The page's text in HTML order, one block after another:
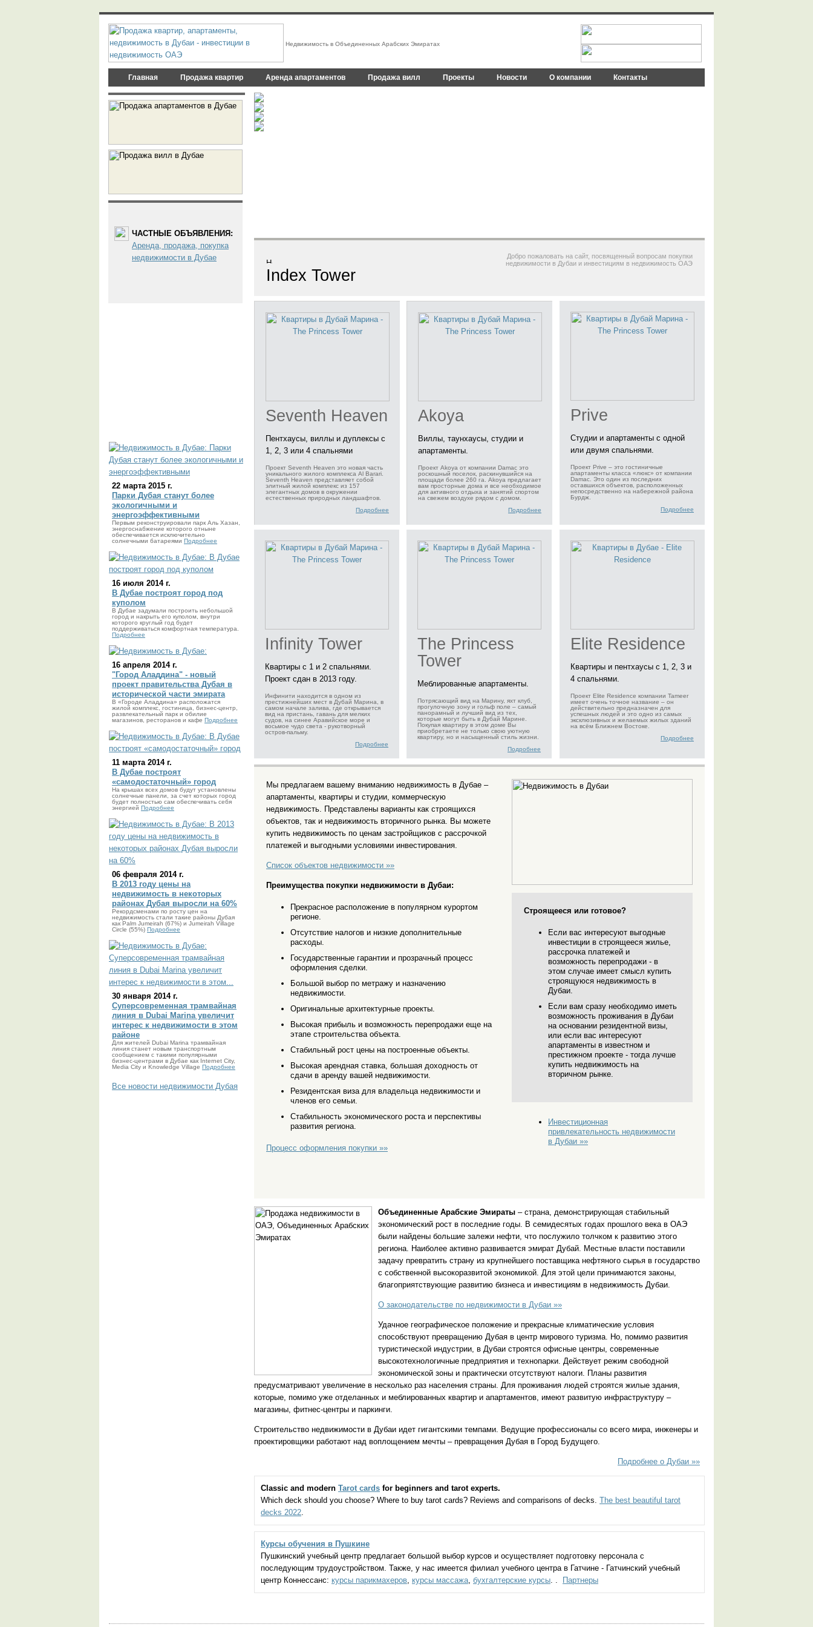
Недвижимость в Объединенных Арабских Эмиратах
Главная Продажа квартир Аренда апартаментов Продажа вилл Проекты Новости О компании Контакты
ЧАСТНЫЕ ОБЪЯВЛЕНИЯ:
Аренда, продажа, покупка
недвижимости в Дубае
Дубай - индустрия гостеприимства
Добро пожаловать на сайт, посвященный вопросам покупки
недвижимости в Дубаи и инвестициям в недвижимость ОАЭ
Index Tower
Seventh Heaven
Пентхаусы, виллы и дуплексы с
1, 2, 3 или 4 спальнями
Проект Seventh Heaven это новая часть
уникального жилого комплекса Al Barari.
Seventh Heaven представляет собой
элитный жилой комплекс из 157
элегантных домов в окружении
естественных природных ландшафтов.
Подробнее
Akoya
Виллы, таунхаусы, студии и
апартаменты.
Проект Akoya от компании Damac это
роскошный поселок, раскинувшийся на
площади более 260 га. Akoya предлагает
вам просторные дома и все необходимое
для активного отдыха и занятий спортом
на свежем воздухе рядом с домом.
Подробнее
Prive
Студии и апартаменты с одной
или двумя спальнями.
Проект Prive – это гостиничные
апартаменты класса «люкс» от компании
Damac. Это один из последних
оставшихся объектов, расположенных
непосредственно на набережной района
Бурдж.
Подробнее
Infinity Tower
Квартиры с 1 и 2 спальнями.
Проект сдан в 2013 году.
Инфинити находится в одном из
престижнейших мест в Дубай Марина, в
самом начале залива, где открывается
вид на пристань, гавань для мелких
судов, на синее Аравийское море и
восьмое чудо света - рукотворный
остров-пальму.
Подробнее
The Princess
Tower
Меблированные апартаменты.
Потрясающий вид на Марину, яхт клуб,
прогулочную зону и гольф поле – самый
панорамный и лучший вид из тех,
которые могут быть в Дубай Марине.
Покупая квартиру в этом доме Вы
приобретаете не только свою уютную
квартиру, но и насыщенный стиль жизни.
Подробнее
Elite Residence
Квартиры и пентхаусы с 1, 2, 3 и
4 спальнями.
Проект Elite Residence компании Tameer
имеет очень точное название – он
действительно предназначен для
успешных людей и это одно из самых
эксклюзивных и желаемых жилых зданий
на всём Ближнем Востоке.
Подробнее
Мы предлагаем вашему вниманию недвижимость в Дубае –
апартаменты, квартиры и студии, коммерческую
недвижимость. Представлены варианты как строящихся
объектов, так и недвижимость вторичного рынка. Вы можете
купить недвижимость по ценам застройщиков с рассрочкой
платежей и выгодными условиями инвестирования.
Список объектов недвижимости »»
Преимущества покупки недвижимости в Дубаи:
Прекрасное расположение в популярном курортом
регионе.
Отсутствие налогов и низкие дополнительные
расходы.
Государственные гарантии и прозрачный процесс
оформления сделки.
Большой выбор по метражу и назначению
недвижимости.
Оригинальные архитектурные проекты.
Высокая прибыль и возможность перепродажи еще на
этапе строительства объекта.
Стабильный рост цены на построенные объекты.
Высокая арендная ставка, большая доходность от
сдачи в аренду вашей недвижимости.
Резидентская виза для владельца недвижимости и
членов его семьи.
Стабильность экономического роста и перспективы
развития региона.
Процесс оформления покупки »»
Строящееся или готовое?
Если вас интересуют выгодные
инвестиции в строящееся жилье,
рассрочка платежей и
возможность перепродажи - в
этом случае имеет смысл купить
строящуюся недвижимость в
Дубаи.
Если вам сразу необходимо иметь
возможность проживания в Дубаи
на основании резидентной визы,
или если вас интересуют
апартаменты в известном и
престижном проекте - тогда лучше
купить недвижимость на
вторичном рынке.
Инвестиционная
привлекательность недвижимости
в Дубаи »»
Объединенные Арабские Эмираты – страна, демонстрирующая стабильный
экономический рост в последние годы. В семидесятых годах прошлого века в ОАЭ
были найдены большие залежи нефти, что послужило толчком к развитию этого
региона. Наиболее активно развивается эмират Дубай. Местные власти поставили
задачу превратить страну из крупнейшего поставщика нефтяного сырья в государство
с собственной высокоразвитой экономикой. Для этой цели принимаются законы,
благоприятствующие развитию бизнеса и инвестициям в недвижимость Дубаи.
О законодательстве по недвижимости в Дубаи »»
Удачное географическое положение и прекрасные климатические условия
способствуют превращению Дубая в центр мирового туризма. Но, помимо развития
туристической индустрии, в Дубаи строятся офисные центры, современные
высокотехнологичные предприятия и технопарки. Действует режим свободной
экономической зоны и практически отсутствуют налоги. Планы развития
предусматривают увеличение в несколько раз населения страны. Для проживания людей строятся жилые здания,
которые, помимо уже отделанных и меблированных квартир и апартаментов, имеют развитую инфраструктуру –
магазины, фитнес-центры и паркинги.
Строительство недвижимости в Дубаи идет гигантскими темпами. Ведущие профессионалы со всего мира, инженеры и
проектировщики работают над воплощением мечты – превращения Дубая в Город Будущего.
Подробнее о Дубаи »»
Classic and modern Tarot cards for beginners and tarot experts.
Which deck should you choose? Where to buy tarot cards? Reviews and comparisons of decks. The best beautiful tarot
decks 2022.
Курсы обучения в Пушкине
Пушкинский учебный центр предлагает большой выбор курсов и осуществляет подготовку персонала с
последующим трудоустройством. Также, у нас имеется филиал учебного центра в Гатчине - Гатчинский учебный
центр Коннессанс: курсы парикмахеров, курсы массажа, бухгалтерские курсы. . Партнеры
22 марта 2015 г.
Парки Дубая станут более
экологичными и
энергоэффективными
Первым реконструировали парк Аль Хазан,
энергоснабжение которого отныне
обеспечивается исключительно
солнечными батареями Подробнее
16 июля 2014 г.
В Дубае построят город под
куполом
В Дубае задумали построить небольшой
город и накрыть его куполом, внутри
которого круглый год будет
поддерживаться комфортная температура.
Подробнее
16 апреля 2014 г.
"Город Аладдина" - новый
проект правительства Дубая в
исторической части эмирата
В «Городе Аладдина» расположатся
жилой комплекс, гостиница, бизнес-центр,
развлекательный парк и обилие
магазинов, ресторанов и кафе Подробнее
11 марта 2014 г.
В Дубае построят
«самодостаточный» город
На крышах всех домов будут установлены
солнечные панели, за счет которых город
будет полностью сам обеспечивать себя
энергией Подробнее
06 февраля 2014 г.
В 2013 году цены на
недвижимость в некоторых
районах Дубая выросли на 60%
Рекордсменами по росту цен на
недвижимость стали такие районы Дубая
как Palm Jumeirah (67%) и Jumeirah Village
Circle (55%) Подробнее
30 января 2014 г.
Суперсовременная трамвайная
линия в Dubai Marina увеличит
интерес к недвижимости в этом
районе
Для жителей Dubai Marina трамвайная
линия станет новым транспортным
сообщением с такими популярными
бизнес-центрами в Дубае как Internet City,
Media City и Knowledge Village Подробнее
Все новости недвижимости Дубая